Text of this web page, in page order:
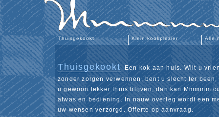
Thuisgekookt Klein kookplezier Alle
Thuisgekookt Een kok aan huis. Wilt u
zonder zorgen verwennen, bent u slecht ter
u gewoon lekker thuis blijven, dan kan Mmmmm
afwas en bediening. In nauw overleg wordt een
uw wensen verzorgd. Offerte op aanvraag.